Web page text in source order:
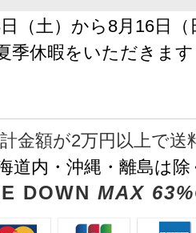
（土）から8月16日
季休暇をいただきます
金額が2万円以上で送
海道内・沖縄・離島は
DOWN MAX